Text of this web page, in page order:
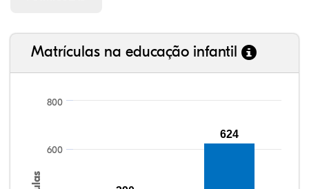
Matrículas na educação infantil
600
800
624